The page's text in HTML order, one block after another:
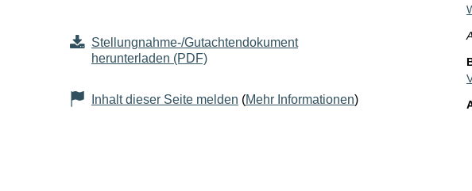
Seiteninhalt
Stellungnahme-/Gutachtendokument
herunterladen (PDF)
Inhalt dieser Seite melden (Mehr Informationen)